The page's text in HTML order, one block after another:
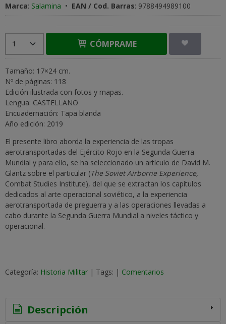
Marca: Salamina • EAN / Cod. Barras: 9788494989100
CÓMPRAME
Tamaño: 17×24 cm.
Nº de páginas: 118
Edición ilustrada con fotos y mapas.
Lengua: CASTELLANO
Encuadernación: Tapa blanda
Año edición: 2019
El presente libro aborda la experiencia de las tropas
aerotransportadas del Ejército Rojo en la Segunda Guerra
Mundial y para ello, se ha seleccionado un artículo de David M.
Glantz sobre el particular (The Soviet Airborne Experience,
Combat Studies Institute), del que se extractan los capítulos
dedicados al arte operacional soviético, a la experiencia
aerotransportada de preguerra y a las operaciones llevadas a
cabo durante la Segunda Guerra Mundial a niveles táctico y
operacional.
Categoría: Historia Militar | Tags: | Comentarios
Descripción